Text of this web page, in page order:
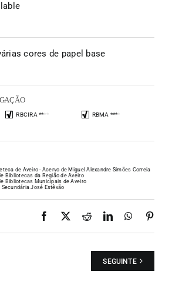
cores de papel base
RBCIRA **** RBMA ****
de Aveiro - Acervo de Miguel Alexandre Simões Correia
Bibliotecas da Região de Aveiro
Bibliotecas Municipais de Aveiro
José Estêvão
Facebook
X RedditLinkedIn
SEGUINTE